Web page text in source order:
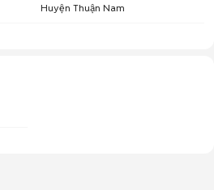
Huyện Thuận Nam